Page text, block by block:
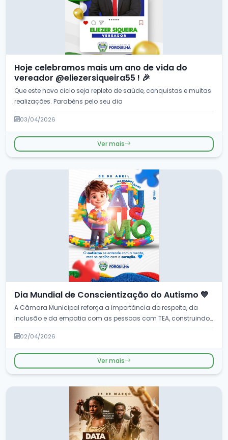
Hoje celebramos mais um ano de vida do
vereador @eliezersiqueira55 ! 🎉
Que este novo ciclo seja repleto de saúde, conquistas e muitas
realizações. Parabéns pelo seu dia
03/04/2026
Ver mais
Dia Mundial de Conscientização do Autismo 💙
A Câmara Municipal reforça a importância do respeito, da
inclusão e da empatia com as pessoas com TEA, construindo
uma socie...
02/04/2026
Ver mais